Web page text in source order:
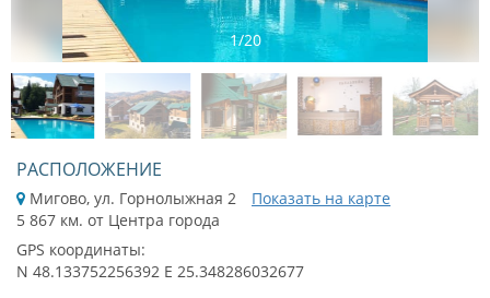
1/20
РАСПОЛОЖЕНИЕ
Мигово, ул. Горнолыжная 2
Показать на карте
5 867 км. от Центра города
GPS координаты:
N 48.133752256392 E 25.348286032677